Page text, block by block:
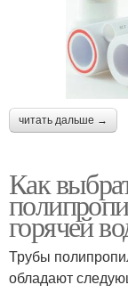
читать дальше →
Как
горячей
Трубы
обладают